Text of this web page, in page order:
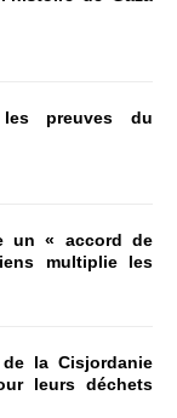
preuves du
un « accord de
multiplie les
la Cisjordanie
leurs déchets